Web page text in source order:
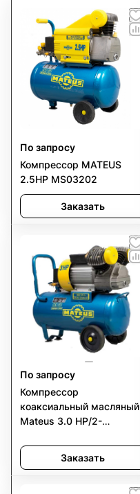
По запросу
Компрессор MATEUS
2.5HP MS03202
Заказать
По запросу
Компрессор
коаксиальный масляный
Mateus 3.0 HP/2-
Заказать